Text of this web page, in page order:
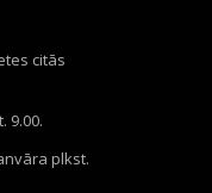
citās
9.00.
plkst.